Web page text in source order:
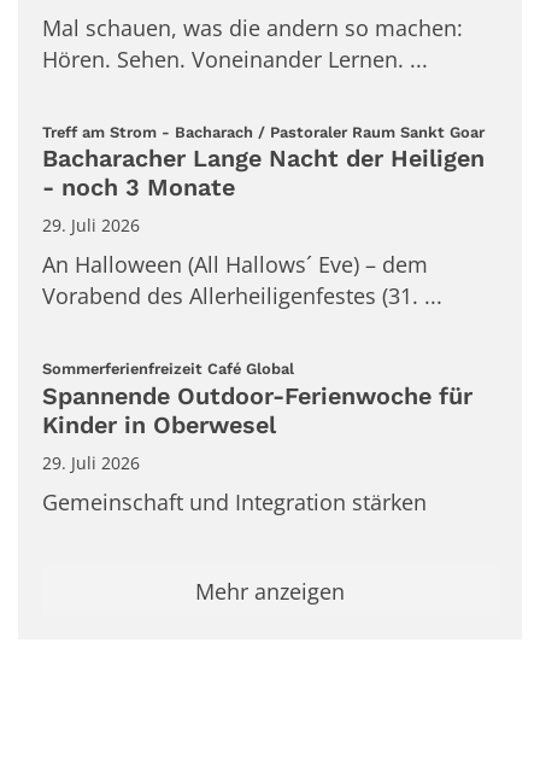
Mal schauen, was die andern so machen:
Hören. Sehen. Voneinander Lernen. ...
Treff am Strom - Bacharach / Pastoraler Raum Sankt Goar:
Bacharacher Lange Nacht der Heiligen
- noch 3 Monate
29. Juli 2026
An Halloween (All Hallows´ Eve) – dem
Vorabend des Allerheiligenfestes (31. ...
Sommerferienfreizeit Café Global:
Spannende Outdoor-Ferienwoche für
Kinder in Oberwesel
29. Juli 2026
Gemeinschaft und Integration stärken
Mehr anzeigen